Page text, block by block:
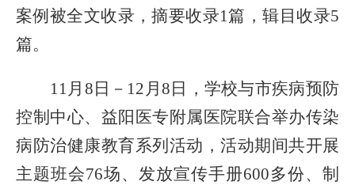
案例被全文收录，摘要收录1篇，辑目收录5
篇。
11月8日 － 12月8日， 学校与市疾病预防
控制中心、 益阳医专附属医院联合举办传染
病防治健康教育系列活动，活动期间共开展
主题班会76场、发放宣传手册600多份、制